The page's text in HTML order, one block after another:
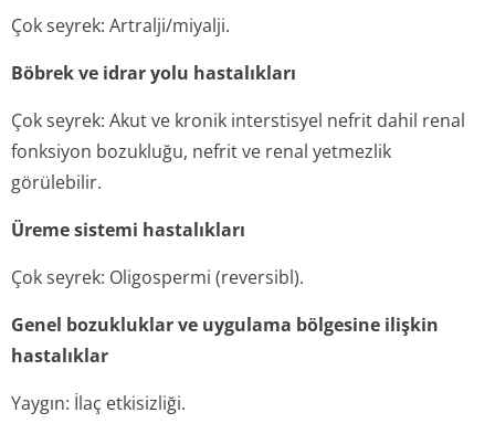
Çok seyrek: Artralji/miyalji.
Böbrek ve idrar yolu hastalıkları
Çok seyrek: Akut ve kronik interstisyel nefrit dahil renal
fonksiyon bozukluğu, nefrit ve renal yetmezlik
görülebilir.
Üreme sistemi hastalıkları
Çok seyrek: Oligospermi (reversibl).
Genel bozukluklar ve uygulama bölgesine ilişkin
hastalıklar
Yaygın: İlaç etkisizliği.